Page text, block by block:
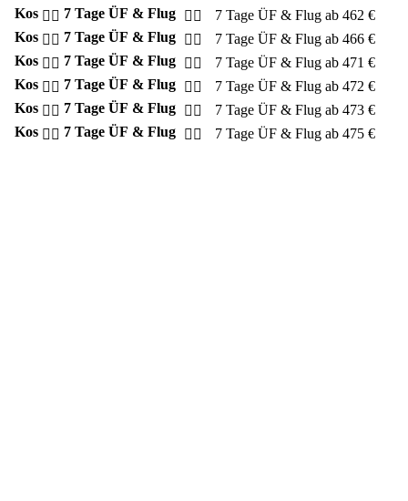
Kos
7 Tage ÜF & Flug 7 Tage ÜF & Flug ab 462 €
Kos
7 Tage ÜF & Flug 7 Tage ÜF & Flug ab 466 €
Kos
7 Tage ÜF & Flug 7 Tage ÜF & Flug ab 471 €
Kos
7 Tage ÜF & Flug 7 Tage ÜF & Flug ab 472 €
Kos
7 Tage ÜF & Flug 7 Tage ÜF & Flug ab 473 €
Kos
7 Tage ÜF & Flug 7 Tage ÜF & Flug ab 475 €